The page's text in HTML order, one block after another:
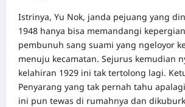
Istrinya, Yu Nok, janda pejuang yang
1948 hanya bisa memandangi
pembunuh sang suami yang ngeloyor
menuju kecamatan. Sejurus kemudian
kelahiran 1929 ini tak tertolong lagi.
Penyarang yang tak pernah tahu
ini pun tewas di rumahnya dan